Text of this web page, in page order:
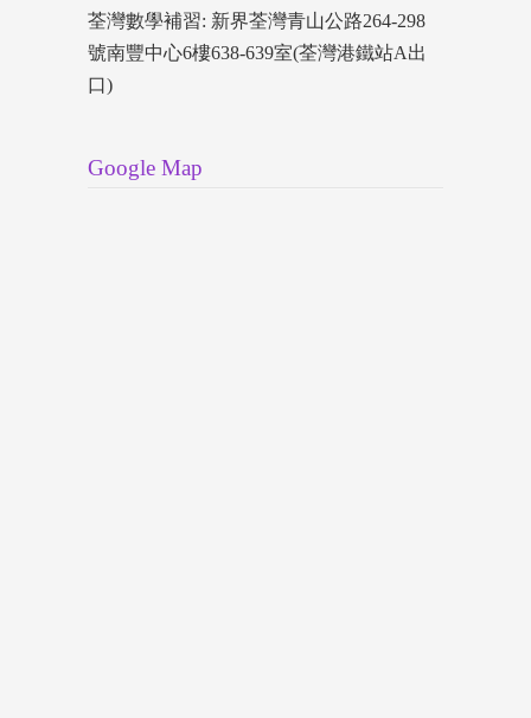
荃灣數學補習: 新界荃灣青山公路264-298
號南豐中心6樓638-639室(荃灣港鐵站A出
口)
Google Map